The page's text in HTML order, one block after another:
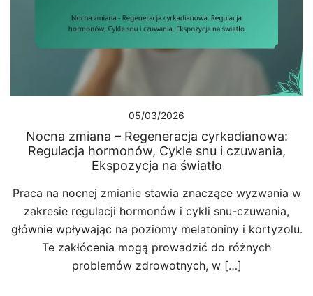
05/03/2026
Nocna zmiana – Regeneracja cyrkadianowa:
Regulacja hormonów, Cykle snu i czuwania,
Ekspozycja na światło
Praca na nocnej zmianie stawia znaczące wyzwania w
zakresie regulacji hormonów i cykli snu-czuwania,
głównie wpływając na poziomy melatoniny i kortyzolu.
Te zakłócenia mogą prowadzić do różnych
problemów zdrowotnych, w […]